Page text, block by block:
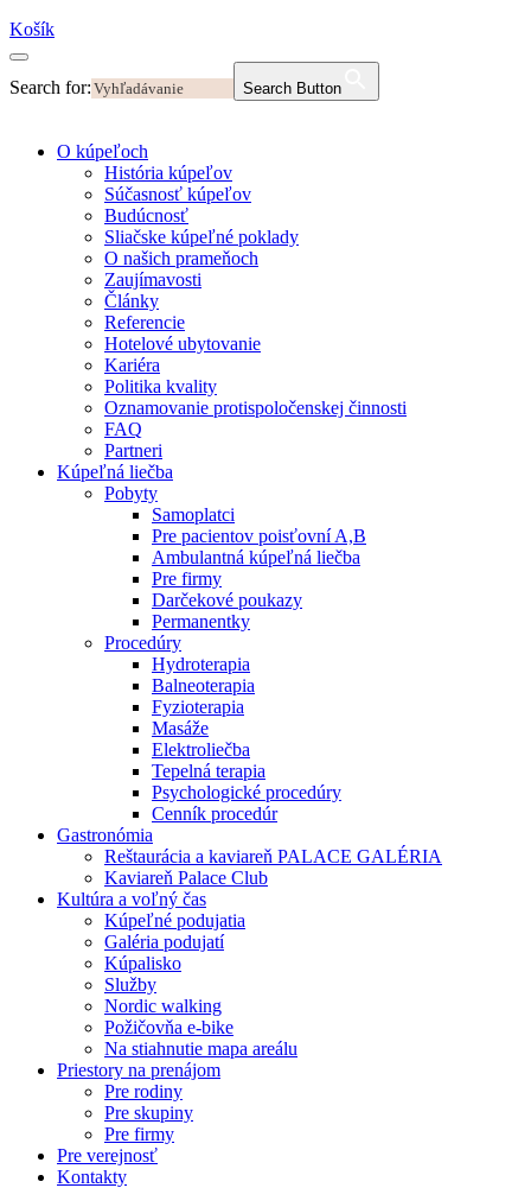
Košík
Search for: Search Button
O kúpeľoch
História kúpeľov
Súčasnosť kúpeľov
Budúcnosť
Sliačske kúpeľné poklady
O našich prameňoch
Zaujímavosti
Články
Referencie
Hotelové ubytovanie
Kariéra
Politika kvality
Oznamovanie protispoločenskej činnosti
FAQ
Partneri
Kúpeľná liečba
Pobyty
Samoplatci
Pre pacientov poisťovní A,B
Ambulantná kúpeľná liečba
Pre firmy
Darčekové poukazy
Permanentky
Procedúry
Hydroterapia
Balneoterapia
Fyzioterapia
Masáže
Elektroliečba
Tepelná terapia
Psychologické procedúry
Cenník procedúr
Gastronómia
Reštaurácia a kaviareň PALACE GALÉRIA
Kaviareň Palace Club
Kultúra a voľný čas
Kúpeľné podujatia
Galéria podujatí
Kúpalisko
Služby
Nordic walking
Požičovňa e-bike
Na stiahnutie mapa areálu
Priestory na prenájom
Pre rodiny
Pre skupiny
Pre firmy
Pre verejnosť
Kontakty